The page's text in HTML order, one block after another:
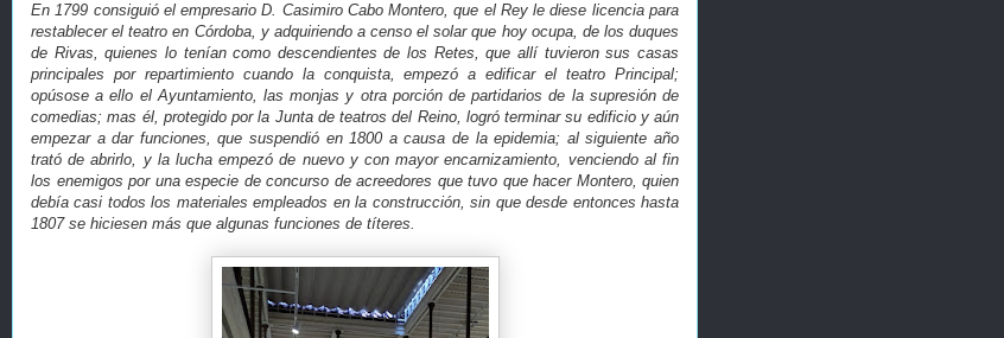
En 1799 consiguió el empresario D. Casimiro Cabo Montero, que el Rey le diese licencia para
restablecer el teatro en Córdoba, y adquiriendo a censo el solar que hoy ocupa, de los duques
de Rivas, quienes lo tenían como descendientes de los Retes, que allí tuvieron sus casas
principales por repartimiento cuando la conquista, empezó a edificar el teatro Principal;
opúsose a ello el Ayuntamiento, las monjas y otra porción de partidarios de la supresión de
comedias; mas él, protegido por la Junta de teatros del Reino, logró terminar su edificio y aún
empezar a dar funciones, que suspendió en 1800 a causa de la epidemia; al siguiente año
trató de abrirlo, y la lucha empezó de nuevo y con mayor encarnizamiento, venciendo al fin
los enemigos por una especie de concurso de acreedores que tuvo que hacer Montero, quien
debía casi todos los materiales empleados en la construcción, sin que desde entonces hasta
1807 se hiciesen más que algunas funciones de títeres.